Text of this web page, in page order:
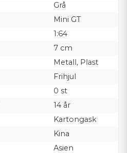
Grå
Mini GT
1:64
7 cm
Metall, Plast
Frihjul
0 st
14 år
Kartongask
Kina
Asien